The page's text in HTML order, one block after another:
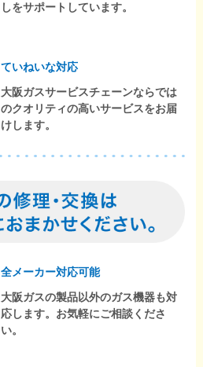
しをサポートしています。
ていねいな対応
大阪ガスサービスチェーンならでは
のクオリティの高いサービスをお届
けします。
全メーカー対応可能
大阪ガスの製品以外のガス機器も対
応します。お気軽にご相談くださ
い。